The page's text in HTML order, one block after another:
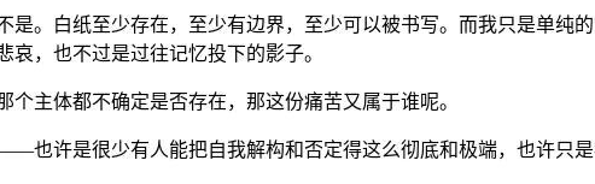
是。白纸至少存在，至少有边界，至少可以被书写。而我只是单
，也不过是过往记忆投下的影子。
主体都不确定是否存在，那这份痛苦又属于谁呢。
也许是很少有人能把自我解构和否定得这么彻底和极端，也许只